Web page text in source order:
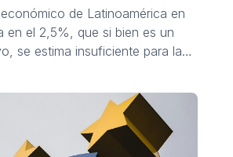
de Latinoamérica en
en el 2,5%, que si bien es un
se estima insuficiente para la